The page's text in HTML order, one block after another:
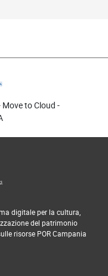
to Cloud -
digitale per la cultura,
del patrimonio
risorse POR Campania